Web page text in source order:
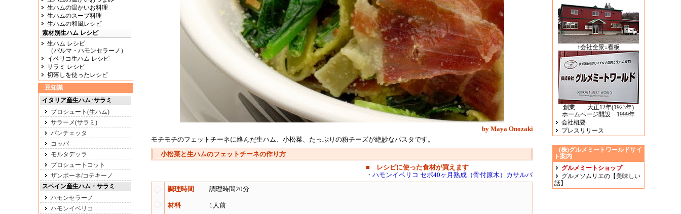
生ハムの温かいお料理
生ハムのスープ料理
生ハムの和風レシピ
素材別生ハム レシピ
生ハム レシピ
（パルマ・ハモンセラーノ）
イベリコ生ハム レシピ
サラミ レシピ
切落しを使ったレシピ
豆知識
イタリア産生ハム･サラミ
プロシュート(生ハム)
サラーメ(サラミ)
パンチェッタ
コッパ
モルタデッラ
プロシュートコット
ザンポーネ/コテキーノ
スペイン産生ハム・サラミ
ハモンセラーノ
ハモンイベリコ
by Maya Onozaki
モチモチのフェットチーネに絡んだ生ハム、小松菜、たっぷりの粉チーズが絶妙なパスタです。
小松菜と生ハムのフェットチーネの作り方
■ レシピに使った食材が買えます
・ ハモンイベリコ セボ40ヶ月熟成（骨付原木）カサルバ
調理時間
調理時間20分
材料
1人前
↑会社全景↓看板
創業 大正12年(1923年)
ホームページ開設 1999年
会社概要
プレスリリース
(株)グルメミートワールドサイ
ト案内
グルメミートショップ
グルメソムリエの【美味しい
話】